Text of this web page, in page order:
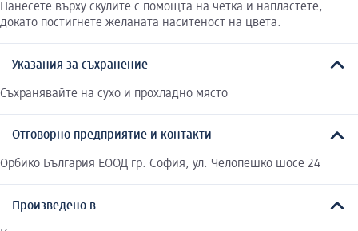
Нанесете върху скулите с помощта на четка и напластете,
докато постигнете желаната наситеност на цвета.
Указания за съхранение
Съхранявайте на сухо и прохладно място
Отговорно предприятие и контакти
Орбико България ЕООД гр. София, ул. Челопешко шосе 24
Произведено в